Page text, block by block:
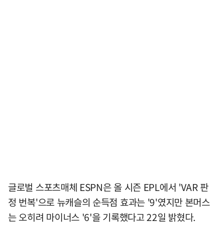
글로벌 스포츠매체 ESPN은 올 시즌 EPL에서 'VAR 판
정 번복'으로 뉴캐슬의 순득점 효과는 '9'였지만 본머스
는 오히려 마이너스 '6'을 기록했다고 22일 밝혔다.